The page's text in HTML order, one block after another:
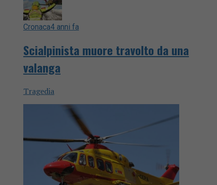
Cronaca4 anni fa
Scialpinista muore travolto da una
valanga
Tragedia